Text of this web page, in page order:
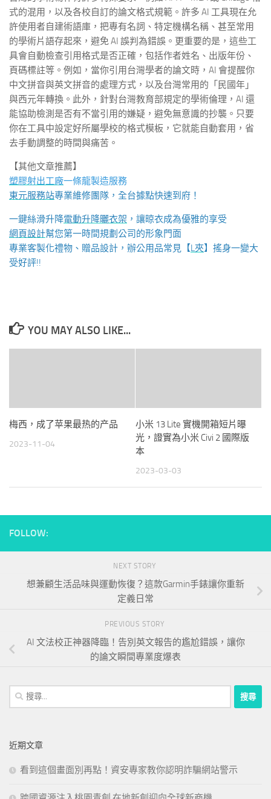
式的混用，以及各校自訂的論文格式規範。許多 AI 工具現在允
許使用者自建術語庫，把專有名詞、特定機構名稱、甚至常用
的學術片語存起來，避免 AI 誤判為錯誤。更重要的是，這些工
具會自動檢查引用格式是否正確，包括作者姓名、出版年份、
頁碼標註等。例如，當你引用台灣學者的論文時，AI 會提醒你
中文拼音與英文拼音的處理方式，以及台灣常用的「民國年」
與西元年轉換。此外，針對台灣教育部規定的學術倫理，AI 還
能協助檢測是否有不當引用的嫌疑，避免無意識的抄襲。只要
你在工具中設定好所屬學校的格式模板，它就能自動套用，省
去手動調整的時間與痛苦。
【其他文章推薦】
塑膠射出工廠一條龍製造服務
東元服務站專業維修團隊，全台據點快速到府！
一鍵絲滑升降電動升降曬衣架 ，讓晾衣成為優雅的享受
網頁設計幫您第一時間規劃公司的形象門面
專業客製化禮物、贈品設計，辦公用品常見【L夾】搖身一變大
受好評!!
YOU MAY ALSO LIKE...
梅西，成了苹果最热的产品
2023-11-04
小米 13 Lite 實機開箱短片曝
光，證實為小米 Civi 2 國際版
本
2023-03-03
FOLLOW:
NEXT STORY
想兼顧生活品味與運動恢復？這款Garmin手錶讓你重新
定義日常
PREVIOUS STORY
AI 文法校正神器降臨！告別英文報告的尷尬錯誤，讓你
的論文瞬間專業度爆表
搜
尋
字:
近期文章
看到這個畫面別再點！資安專家教你認明詐騙網站警示